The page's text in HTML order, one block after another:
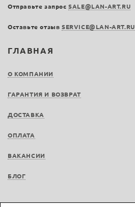
ГЛАВНАЯ
О КОМПАНИИ
ГАРАНТИЯ И ВОЗВРАТ
ДОСТАВКА
ОПЛАТА
ВАКАНСИИ
БЛОГ
Отправьте запросSALE@LAN-ART.RU
Оставьте отзыв SERVICE@LAN-ART.RU